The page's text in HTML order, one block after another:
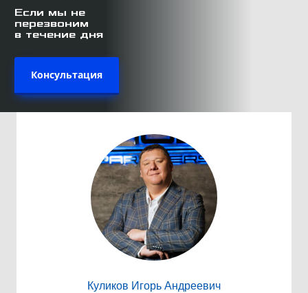
Куликов Игорь Андреевич
Если мы не
перезвоним
в течение дня
Консультация